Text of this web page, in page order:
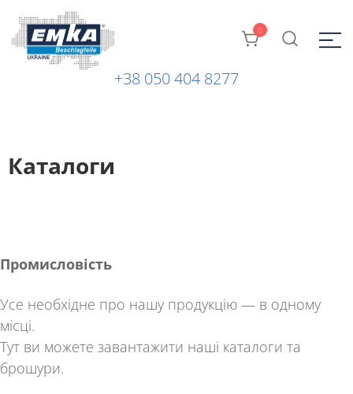
ЕМКА УКРАЇНА
Промислова фурнітура: замки, петлі та ін. від ТМ "EMKA
0
+38 050 404 8277
Каталоги
Промисловість
Усе необхідне про нашу продукцію — в одному
місці.
Тут ви можете завантажити наші каталоги та
брошури.